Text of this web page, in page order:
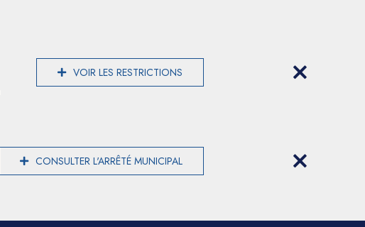
VOIR LES RESTRICTIONS
CONSULTER L'ARRÊTÉ MUNICIPAL